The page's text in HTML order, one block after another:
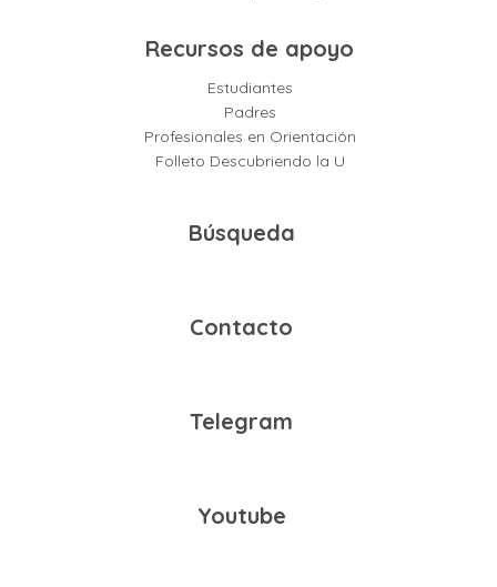
Recursos de apoyo
Estudiantes
Padres
Profesionales en Orientación
Folleto Descubriendo la U
Búsqueda
Contacto
Telegram
Youtube